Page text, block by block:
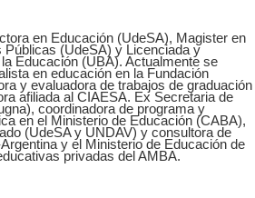
en Educación (UdeSA), Magister en
(UdeSA) y Licenciada y
Educación (UBA). Actualmente se
en educación en la Fundación
y evaluadora de trabajos de graduación
afiliada al CIAESA. Ex Secretaria de
coordinadora de programa y
en el Ministerio de Educación (CABA),
(UdeSA y UNDAV) y consultora de
y el Ministerio de Educación de
privadas del AMBA.